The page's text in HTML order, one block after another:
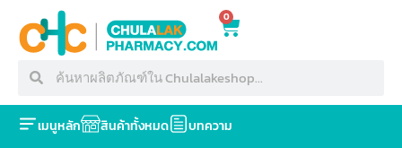
0
เมนูหลัก สินค้าทั้งหมด บทความ